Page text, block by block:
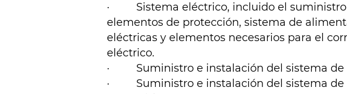
·
Sistema eléctrico, incluido el
elementos de protección, sistema de
eléctricas y elementos necesarios para el
eléctrico.
·
Suministro e instalación del sistema
·
Suministro e instalación del sistema